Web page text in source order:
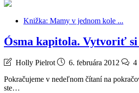
Knižka: Mamy v jednom kole ...
Ósma kapitola. Vytvoriť
Holly Pielrot 6. februára 2012
4
Pokračujeme v nedeľnom čítaní na
ste…